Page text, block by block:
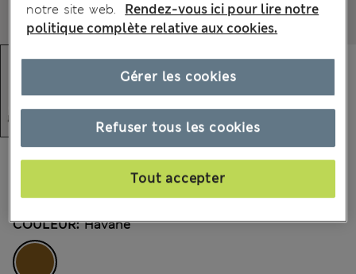
9 les commentaires reçus
€125,00 Tous les prix incluent les taxes et les frais de douanes
COULEUR: Havane
notre site web.
Rendez-vous ici pour lire notre
politique complète relative aux cookies.
Refuser tous les cookies
Tout accepter
Gérer les cookies